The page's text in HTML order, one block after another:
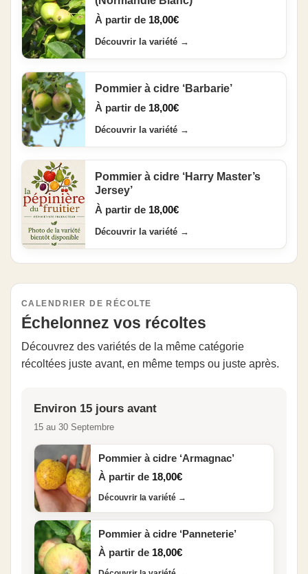
À partir de 18,00€
Découvrir la variété →
Pommier à cidre ‘Barbarie’
À partir de 18,00€
Découvrir la variété →
Pommier à cidre ‘Harry Master’s
Jersey’
À partir de 18,00€
Découvrir la variété →
CALENDRIER DE RÉCOLTE
Échelonnez vos récoltes
Découvrez des variétés de la même catégorie
récoltées juste avant, en même temps ou juste après.
Environ 15 jours avant
15 au 30 Septembre
Pommier à cidre ‘Armagnac’
À partir de 18,00€
Découvrir la variété →
Pommier à cidre ‘Panneterie’
À partir de 18,00€